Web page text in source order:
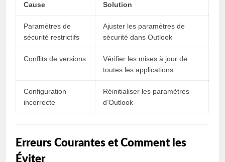
Cause Solution
Paramètres de
sécurité restrictifs
Ajuster les paramètres de
sécurité dans Outlook
Conflits de versions
Vérifier les mises à jour de
toutes les applications
Configuration
incorrecte
Réinitialiser les paramètres
d’Outlook
Erreurs Courantes et Comment les
Éviter